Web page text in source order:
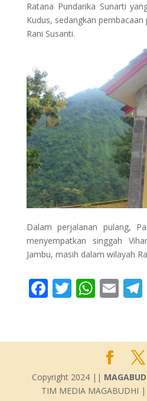
Ratana Pundarika Sunarti
Kudus, sedangkan
Rani Susanti.
Dalam perjalanan pulang,
menyempatkan singgah
Jambu, masih dalam wilayah
F
b
o
T
er
W
s
A
p
E
l
a
Copyright 2024 ||
TIM MEDIA MAGABUDHI